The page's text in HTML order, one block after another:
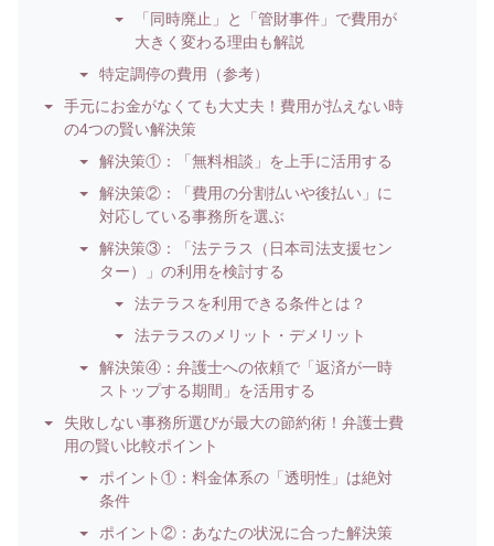
「同時廃止」と「管財事件」で費用が
大きく変わる理由も解説
特定調停の費用（参考）
手元にお金がなくても大丈夫！費用が払えない時
の4つの賢い解決策
解決策①：「無料相談」を上手に活用する
解決策②：「費用の分割払いや後払い」に
対応している事務所を選ぶ
解決策③：「法テラス（日本司法支援セン
ター）」の利用を検討する
法テラスを利用できる条件とは？
法テラスのメリット・デメリット
解決策④：弁護士への依頼で「返済が一時
ストップする期間」を活用する
失敗しない事務所選びが最大の節約術！弁護士費
用の賢い比較ポイント
ポイント①：料金体系の「透明性」は絶対
条件
ポイント②：あなたの状況に合った解決策